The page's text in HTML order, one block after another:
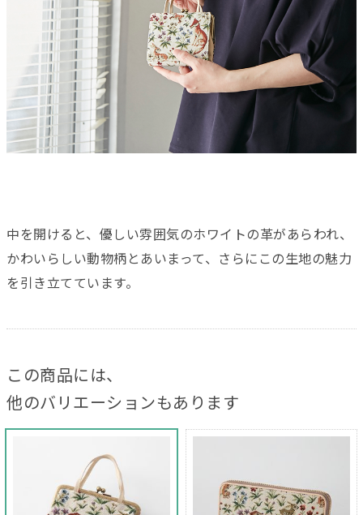
中を開けると、優しい雰囲気のホワイトの革があらわれ、
かわいらしい動物柄とあいまって、さらにこの生地の魅力
を引き立てています。
この商品には、
他のバリエーションもあります